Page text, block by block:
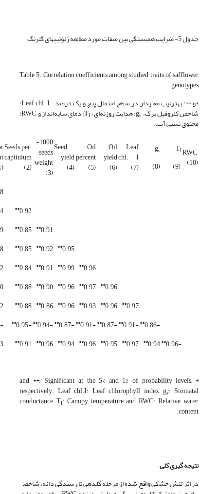
جدول 5- ضرایب همبستگی بین صفات مورد مطالعه ژنوتیپ­های گلرنگ
Table 5. Correlation coefficients among studied traits of safflower
genotypes
*و **: به­ترتیب معنی­دار در سطح احتمال پنج و یک درصد. Leaf chl. I:
شاخص کلروفیل برگ، g s : هدایت روزنه‌ای، T l : دمای سایه‌انداز و RWC:
محتوی نسبی آب.
RWC
(10)
Tl
(9)
gs
(8)
Leaf
chl. I
(7)
Oil
yield
(6)
Oil
percent
(5)
Seed
yield
(4)
1000-
seeds
weight
(3)
Seeds per
capitulum
(2)
0.92
**
0.91
**
0.85
**
0.95
**
0.92
**
0.85
**
0.96
**
0.99
**
0.91
**
0.84
**
0.96
**
0.97
**
0.96
**
0.90
**
0.88
**
0.97
**
0.96
**
0.93
**
0.96
**
0.86
**
0.88
**
-0.86
**
-0.91
**
-0.87
**
-0.91
**
-0.87
**
-0.94
**
-0.95
**
-0.83
-0.96
**
0.94
**
0.97
**
0.95
**
0.96
**
0.94
**
0.96
**
0.91
**
* and **: Significant at the 5% and 1% of probability levels,
respectively. Leaf chl.I: Leaf chlorophyll index, gs: Stomatal
conductance, Tl: Canopy temperature and RWC: Relative water
content.
نتیجه­ گیری کلی
در اثر تنش خشکی واقع شده از مرحله گل­دهی تا رسیدگی دانه، شاخص­